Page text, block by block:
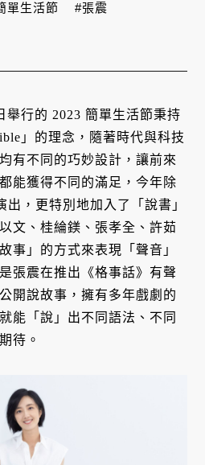
舉行的 2023 簡單生活節秉持
」的理念，隨著時代與科技
有不同的巧妙設計，讓前來
能獲得不同的滿足，今年除
出，更特別地加入了「說書」
文、桂綸鎂、張孝全、許茹
事」的方式來表現「聲音」
張震在推出《格事話》有聲
開說故事，擁有多年戲劇的
能「說」出不同語法、不同
待。
單生活節
#張震